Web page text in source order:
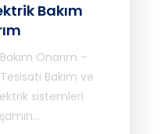
Bakım
Onarım –
Bakım ve
sistemleri